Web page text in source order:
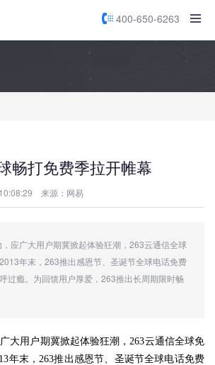
400-650-6263
畅打免费季拉开帷幕
来源：网易
应广大用户期冀掀起体验狂潮，263云通信全球
年末，263推出感恩节、圣诞节全球电话免费
过瘾。为回馈用户厚爱，263推出长周期限时畅
大用户期冀掀起体验狂潮，263云通信全球免
年末，263推出感恩节、圣诞节全球电话免费